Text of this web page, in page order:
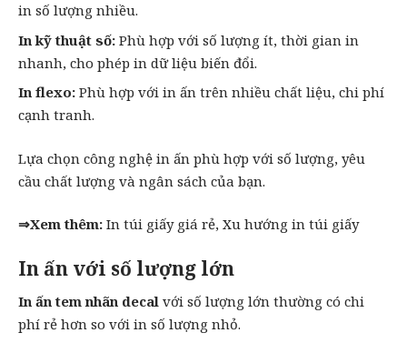
in số lượng nhiều.
In kỹ thuật số: Phù hợp với số lượng ít, thời gian in
nhanh, cho phép in dữ liệu biến đổi.
In flexo: Phù hợp với in ấn trên nhiều chất liệu, chi phí
cạnh tranh.
Lựa chọn công nghệ in ấn phù hợp với số lượng, yêu
cầu chất lượng và ngân sách của bạn.
⇒Xem thêm: In túi giấy giá rẻ, Xu hướng in túi giấy
In ấn với số lượng lớn
In ấn tem nhãn decal với số lượng lớn thường có chi
phí rẻ hơn so với in số lượng nhỏ.